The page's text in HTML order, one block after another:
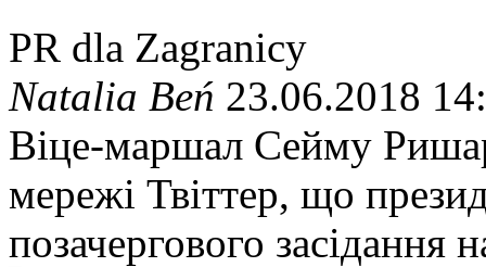
PR dla Zagranicy
Natalia Beń 23.06.2018
Віце-маршал Сейму
мережі Твіттер, що
позачергового засідання